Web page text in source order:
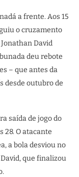
a frente. Aos 15
o cruzamento
David
deu rebote
– que antes da
desde outubro de
saída de jogo do
28. O atacante
a bola desviou no
que finalizou